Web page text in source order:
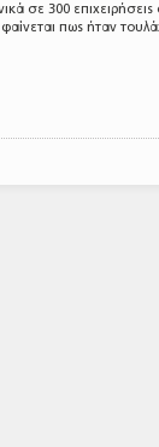
σε 300
πως ήταν